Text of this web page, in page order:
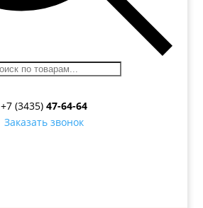
+7 (3435) 47-64-64
Заказать звонок